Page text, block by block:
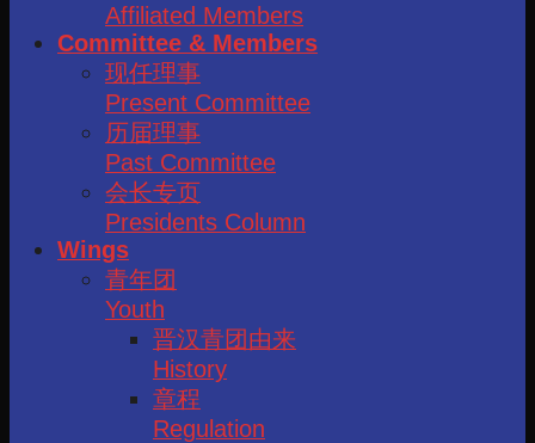
Affiliated Members
Committee & Members
现任理事
Present Committee
历届理事
Past Committee
会长专页
Presidents Column
Wings
青年团
Youth
晋汉青团由来
History
章程
Regulation